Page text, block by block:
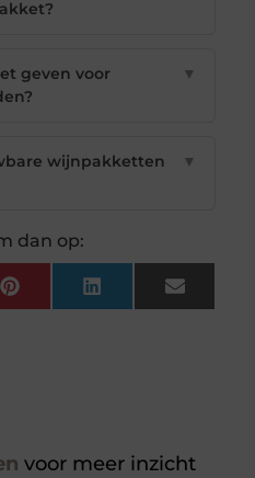
geven voor
▼
wijnpakketten
▼
dan op:
Pinterest LinkedIn Email
voor meer inzicht